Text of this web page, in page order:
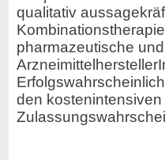
qualitativ
pharmazeutische
den